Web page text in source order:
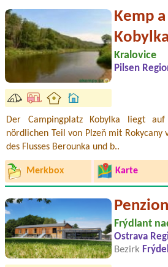
Kemp
Kobylka
Kralovice
Pilsen
Der Campingplatz Kobylka liegt
nördlichen Teil von Plzeň mit Rokycany
des Flusses Berounka und b..
Merkbox Karte
Frýdlant
Ostrava
Bezirk